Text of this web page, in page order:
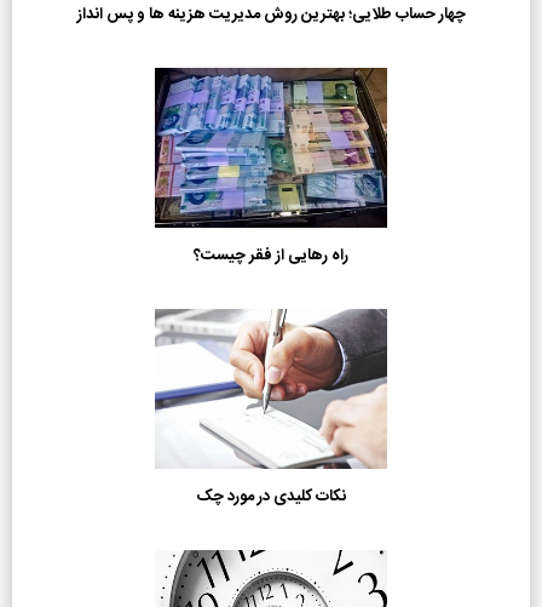
چهار حساب طلایی؛ بهترین روش مدیریت هزینه ها و پس انداز
راه رهایی از فقر چیست؟
نکات کلیدی در مورد چک